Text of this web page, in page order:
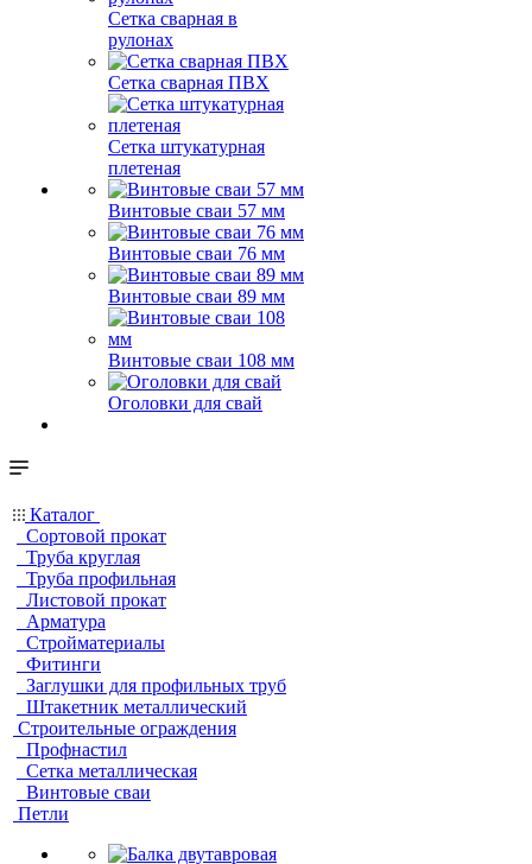
Сетка сварная в
рулонах
Сетка сварная ПВХ
Сетка штукатурная
плетеная
Винтовые сваи 57 мм
Винтовые сваи 76 мм
Винтовые сваи 89 мм
Винтовые сваи 108 мм
Оголовки для свай
Каталог
Сортовой прокат
Труба круглая
Труба профильная
Листовой прокат
Арматура
Стройматериалы
Фитинги
Заглушки для профильных труб
Штакетник металлический
Строительные ограждения
Профнастил
Сетка металлическая
Винтовые сваи
Петли